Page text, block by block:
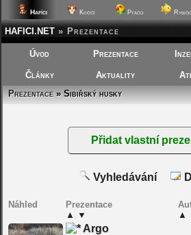
Hafíci Kočičí Ptáčci
HAFICI.NET » Prezentace
Úvod Prezentace
Články Aktuality
Prezentace» Sibiřský husky
Vyhledávání
Náhled
Prezentace
▲ ▼
▲
Argo